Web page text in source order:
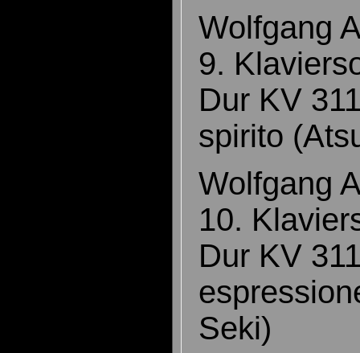
Wolfgang
9.
Dur KV
spirito
Wolfgang
10.
Dur KV
Seki)